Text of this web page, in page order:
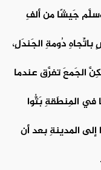
جَيشًا من ألفِ
دُومةِ الجَندَلِ،
الجَمعَ تفرَّق عندما
في المِنطَقةِ بَثُّوا
إلى المدينةِ بعد أن